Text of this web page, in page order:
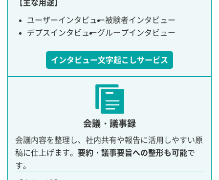
【主な用途】
ユーザーインタビュー被験者インタビュー
デプスインタビューグループインタビュー
インタビュー文字起こしサービス
会議・議事録
会議内容を整理し、社内共有や報告に活用しやすい原
稿に仕上げます。 要約・議事要旨への整形も可能で
す。